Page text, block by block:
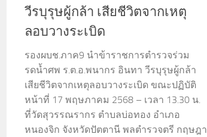
วีรบุรุษผู้กล้า เสียชีวิตจากเหตุ
ลอบวางระเบิด
รองผบช.ภาค9 นำข้าราชการตำรวจร่วม
รดน้ำศพ ร.ต.อ.พนากร อินทา วีรบุรุษผู้กล้า
เสียชีวิตจากเหตุลอบวางระเบิด ขณะปฏิบัติ
หน้าที่ 17 พฤษภาคม 2568 – เวลา 13.30 น.
ที่วัดสุวรรณรากร ตำบลบ่อทอง อำเภอ
หนองจิก จังหวัดปัตตานี พลตำรวจตรี กฤษฎา